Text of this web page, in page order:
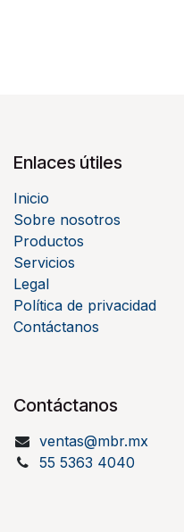
Enlaces útiles
Inicio
Sobre nosotros
Productos
Servicios
Legal
Política de privacidad
Contáctanos
Contáctanos
ventas@mbr.mx
55 5363 4040